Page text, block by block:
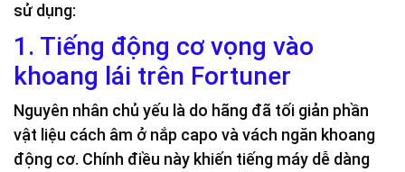
sử dụng:
1. Tiếng động cơ vọng vào
khoang lái trên Fortuner
Nguyên nhân chủ yếu là do hãng đã tối giản phần
vật liệu cách âm ở nắp capo và vách ngăn khoang
động cơ. Chính điều này khiến tiếng máy dễ dàng